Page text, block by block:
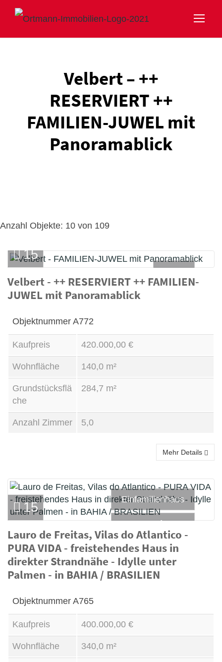
Velbert – ++
RESERVIERT ++
FAMILIEN-JUWEL mit
Panoramablick
Anzahl Objekte: 10 von 109
15
Haus
Velbert - ++ RESERVIERT ++ FAMILIEN-
JUWEL mit Panoramablick
Objektnummer A772
Kaufpreis 420.000,00 €
Wohnfläche 140,0 m²
Grundstücksflä
che
284,7 m²
Anzahl Zimmer 5,0
Mehr Details
15
Einfamilienhaus
Kauf
Lauro de Freitas, Vilas do Atlantico -
PURA VIDA - freistehendes Haus in
direkter Strandnähe - Idylle unter
Palmen - in BAHIA / BRASILIEN
Objektnummer A765
Kaufpreis 400.000,00 €
Wohnfläche 340,0 m²